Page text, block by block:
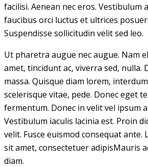
facilisi. Aenean nec eros. Vestibulum
faucibus orci luctus et ultrices
Suspendisse sollicitudin velit sed leo.
Ut pharetra augue nec augue. Nam
amet, tincidunt ac, viverra sed, nulla.
massa. Quisque diam lorem,
scelerisque vitae, pede. Donec eget
fermentum. Donec in velit vel ipsum
Vestibulum iaculis lacinia est. Proin
velit. Fusce euismod consequat
sit amet, consectetuer adipisMauris
diam.